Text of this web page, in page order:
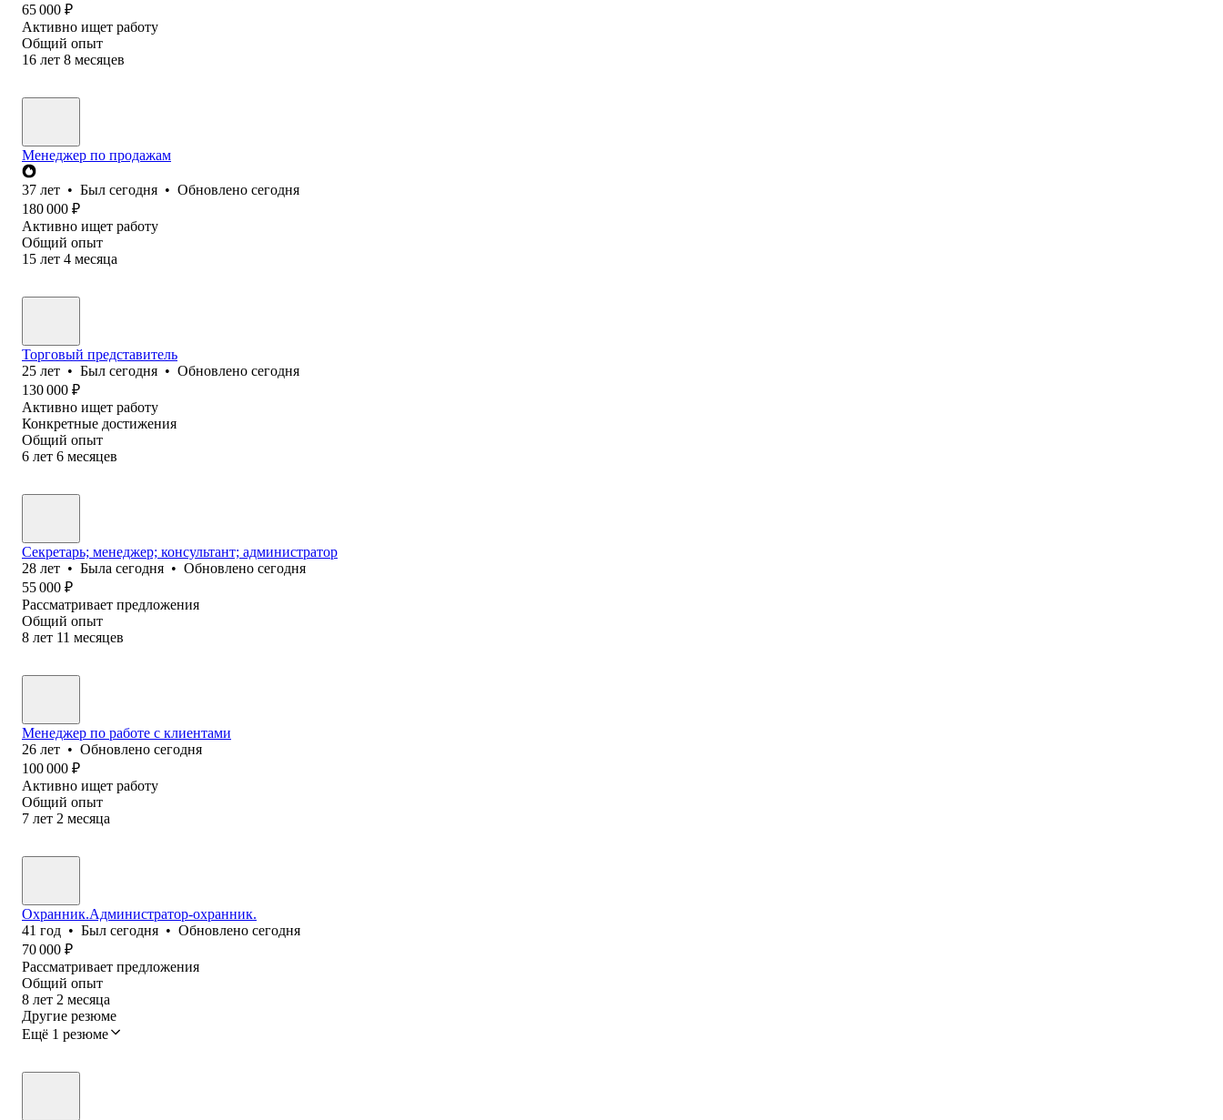
65 000 ₽
Активно ищет работу
Общий опыт
16 лет 8 месяцев
Менеджер по продажам
37 лет • Был сегодня • Обновлено сегодня
180 000 ₽
Активно ищет работу
Общий опыт
15 лет 4 месяца
Торговый представитель
25 лет • Был сегодня • Обновлено сегодня
130 000 ₽
Активно ищет работу
Конкретные достижения
Общий опыт
6 лет 6 месяцев
Секретарь; менеджер; консультант; администратор
28 лет • Была сегодня • Обновлено сегодня
55 000 ₽
Рассматривает предложения
Общий опыт
8 лет 11 месяцев
Менеджер по работе с клиентами
26 лет • Обновлено сегодня
100 000 ₽
Активно ищет работу
Общий опыт
7 лет 2 месяца
Охранник.Администратор-охранник.
41 год • Был сегодня • Обновлено сегодня
70 000 ₽
Рассматривает предложения
Общий опыт
8 лет 2 месяца
Другие резюме
Ещё 1 резюме